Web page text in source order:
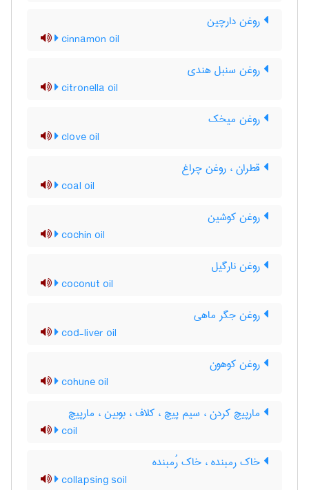
روغن دارچین
cinnamon oil
روغن سنبل هندی
citronella oil
روغن میخک
clove oil
قطران ، روغن چراغ
coal oil
روغن کوشین
cochin oil
روغن نارگیل
coconut oil
روغن جگر ماهی
cod-liver oil
روغن کوهون
cohune oil
مارپیچ کردن ، سیم پیچ ، کلاف ، بوبین ، مارپیچ
coil
خاک رمبنده ، خاک رُمبنده
collapsing soil